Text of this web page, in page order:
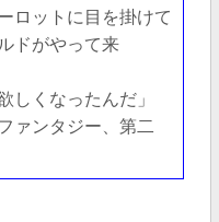
ロットに目を掛けて
ドがやって来
くなったんだ」
ァンタジー、第二